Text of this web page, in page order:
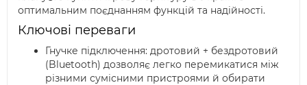
оптимальним поєднанням функцій та надійності.
Ключові переваги
Гнучке підключення: дротовий + бездротовий
(Bluetooth) дозволяє легко перемикатися між
різними сумісними пристроями й обирати